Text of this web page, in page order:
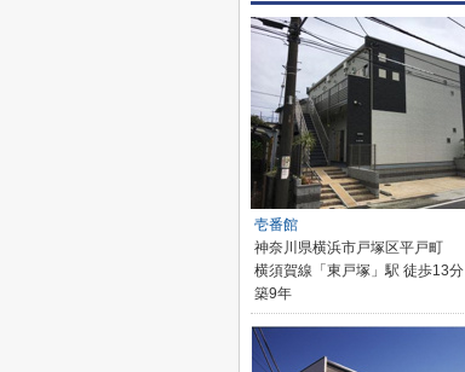
壱番館
神奈川県横浜市戸塚区平戸町
横須賀線「東戸塚」駅 徒歩13分
築9年